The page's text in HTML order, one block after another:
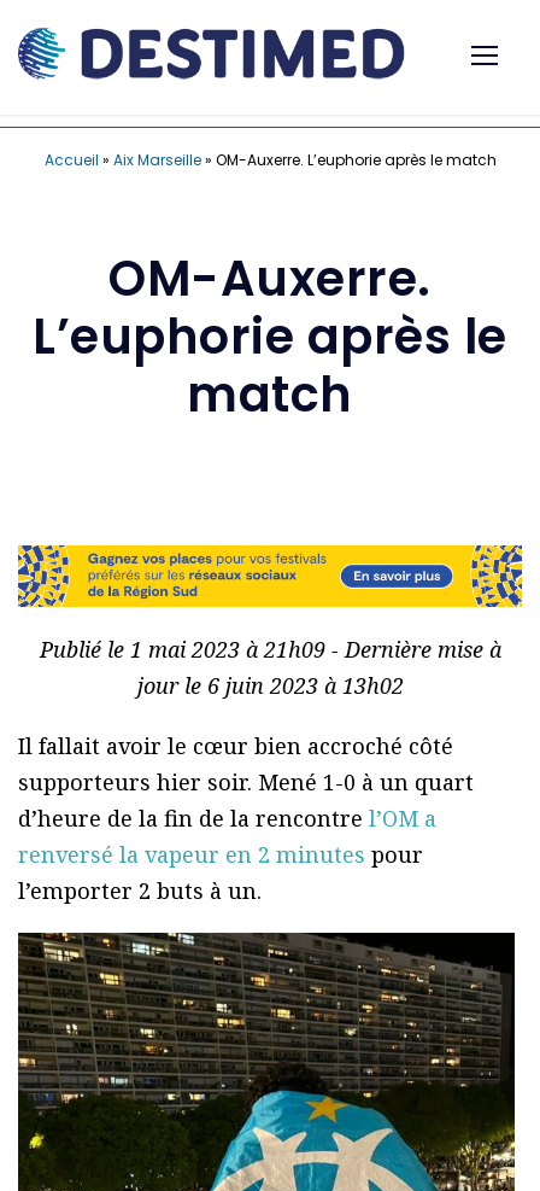
Accueil » Aix Marseille» OM-Auxerre. L’euphorie après le match
OM-Auxerre.
L’euphorie après le
match
Publié le 1 mai 2023 à 21h09 - Dernière mise à
jour le 6 juin 2023 à 13h02
Il fallait avoir le cœur bien accroché côté
supporteurs hier soir. Mené 1-0 à un quart
d’heure de la fin de la rencontre l’OM a
renversé la vapeur en 2 minutes pour
l’emporter 2 buts à un.